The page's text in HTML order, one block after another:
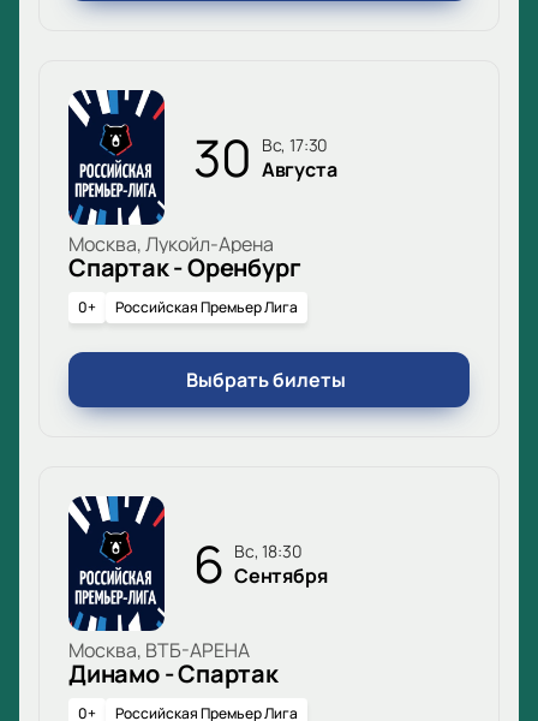
30 вс, 17:30
Августа
Москва, Лукойл-Арена
Спартак - Оренбург
0+ Российская Премьер Лига
Выбрать билеты
6 вс, 18:30
Сентября
Москва, ВТБ-АРЕНА
Динамо - Спартак
0+ Российская Премьер Лига